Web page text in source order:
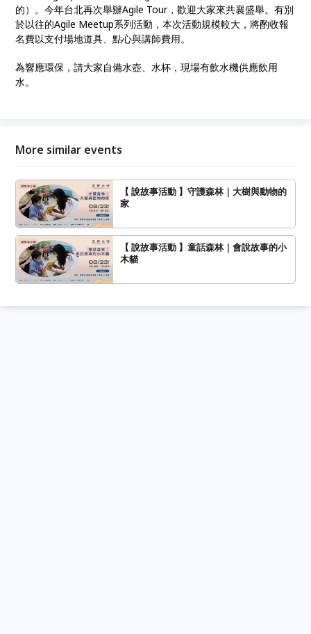
的）。今年台北再次舉辦Agile Tour，歡迎大家來共襄盛舉。有別
於以往的Agile Meetup系列活動，本次活動規模較大，將酌收報
名費以支付場地道具、點心與講師費用。
為響應環保，請大家自備水壺、水杯，現場有飲水機供應飲用
水。
More similar events
【 說故事活動 】守護森林｜大樹與動物的
家
【 說故事活動 】童話森林｜會說故事的小
木貓